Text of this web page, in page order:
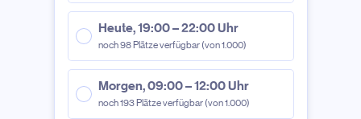
Heute, 19:00 – 22:00 Uhr
noch 98 Plätze verfügbar (von 1.000)
Morgen, 09:00 – 12:00 Uhr
noch 193 Plätze verfügbar (von 1.000)